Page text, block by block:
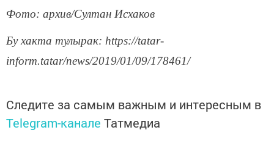
Фото: архив/Султан Исхаков
Бу хакта тулырак: https://tatar-
inform.tatar/news/2019/01/09/178461/
Следите за самым важным и интересным в
Telegram-канале Татмедиа